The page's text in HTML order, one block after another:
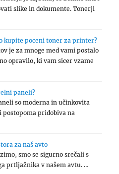
slike in dokumente. Tonerji
kupite poceni toner za printer?
je za mnoge med vami postalo
opravilo, ki vam sicer vzame
paneli?
so moderna in učinkovita
postopoma pridobiva na
za naš avto
smo se sigurno srečali s
prtljažnika v našem avtu. …